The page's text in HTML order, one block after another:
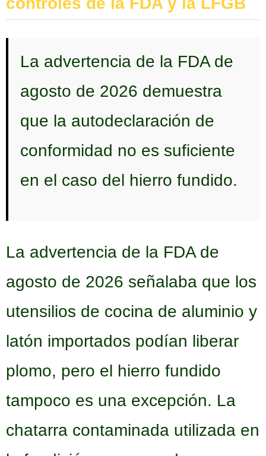
La advertencia de la FDA de
agosto de 2026 demuestra
que la autodeclaración de
conformidad no es suficiente
en el caso del hierro fundido.
La advertencia de la FDA de
agosto de 2026 señalaba que los
utensilios de cocina de aluminio y
latón importados podían liberar
plomo, pero el hierro fundido
tampoco es una excepción. La
chatarra contaminada utilizada en